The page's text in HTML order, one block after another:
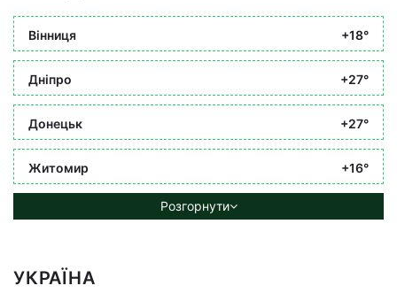
Вінниця +18°
Дніпро +27°
Донецьк +27°
Житомир +16°
Розгорнути
УКРАЇНА